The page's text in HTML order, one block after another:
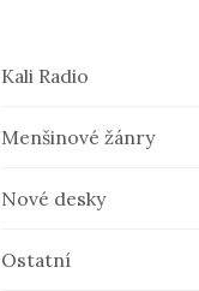
Kali Radio
Menšinové žánry
Nové desky
Ostatní